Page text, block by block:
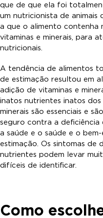
que de que ela foi
um nutricionista de animais
a que o alimento contenha
vitaminas e minerais, para
nutricionais.
A tendência de alimentos
de estimação resultou em
adição de vitaminas e
inatos nutrientes inatos dos
minerais são essenciais e
seguro contra a
a saúde e o saúde e o
estimação. Os sintomas de
nutrientes podem levar
difíceis de identificar.
Como